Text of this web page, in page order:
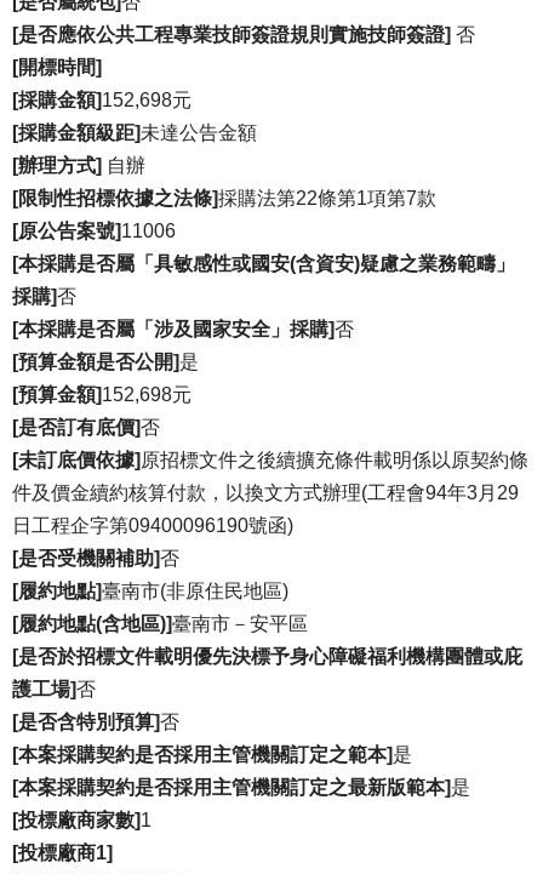
[是否應依公共工程專業技師簽證規則實施技師簽證] 否
[開標時間]
[採購金額]152,698元
[採購金額級距]未達公告金額
[辦理方式] 自辦
[限制性招標依據之法條]採購法第22條第1項第7款
[原公告案號]11006
[本採購是否屬「具敏感性或國安(含資安)疑慮之業務範疇」
採購]否
[本採購是否屬「涉及國家安全」採購]否
[預算金額是否公開]是
[預算金額]152,698元
[是否訂有底價]否
[未訂底價依據]原招標文件之後續擴充條件載明係以原契約條
件及價金續約核算付款，以換文方式辦理(工程會94年3月29
日工程企字第09400096190號函)
[是否受機關補助]否
[履約地點]臺南市(非原住民地區)
[履約地點(含地區)]臺南市－安平區
[是否於招標文件載明優先決標予身心障礙福利機構團體或庇
護工場]否
[是否含特別預算]否
[本案採購契約是否採用主管機關訂定之範本]是
[本案採購契約是否採用主管機關訂定之最新版範本]是
[投標廠商家數]1
[投標廠商1]